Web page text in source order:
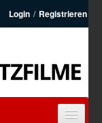
Login / Registrieren